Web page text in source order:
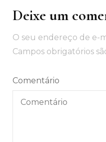
Deixe um
O seu endereço de e-
Campos obrigatórios
Comentário